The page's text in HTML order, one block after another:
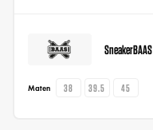
SneakerBAAS
Maten 38 39.5 45